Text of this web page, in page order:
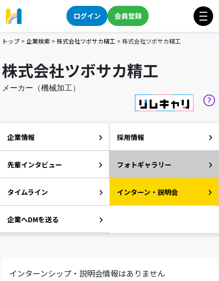
ログイン 会員登録
トップ > 企業検索 > 株式会社ツボサカ精工 > 株式会社ツボサカ精工
株式会社ツボサカ精工
メーカー（機械加工）
企業情報 採用情報
先輩インタビュー フォトギャラリー
タイムライン インターン・説明会
企業へDMを送る
インターンシップ・説明会情報はありません